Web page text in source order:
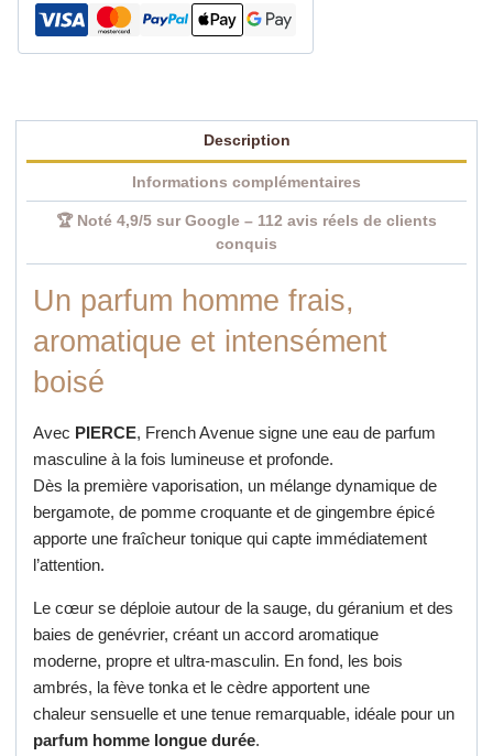
Boisé
&
|
Description
Informations complémentaires
🏆 Noté 4,9/5 sur Google – 112 avis réels de clients
conquis
Un parfum homme frais,
aromatique et intensément
boisé
Avec PIERCE, French Avenue signe une eau de parfum
masculine à la fois lumineuse et profonde.
Dès la première vaporisation, un mélange dynamique de
bergamote, de pomme croquante et de gingembre épicé
apporte une fraîcheur tonique qui capte immédiatement
l’attention.
Le cœur se déploie autour de la sauge, du géranium et des
baies de genévrier, créant un accord aromatique
moderne, propre et ultra-masculin. En fond, les bois
ambrés, la fève tonka et le cèdre apportent une
chaleur sensuelle et une tenue remarquable, idéale pour un
parfum homme longue durée.